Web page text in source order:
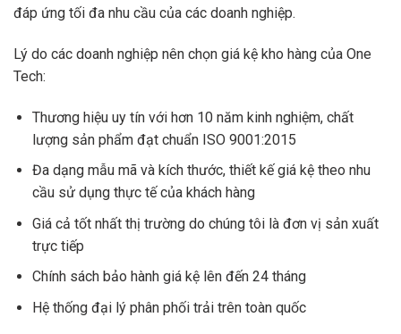
đáp ứng tối đa nhu cầu của các doanh nghiệp.
Lý do các doanh nghiệp nên chọn giá kệ kho hàng của One
Tech:
Thương hiệu uy tín với hơn 10 năm kinh nghiệm, chất
lượng sản phẩm đạt chuẩn ISO 9001:2015
Đa dạng mẫu mã và kích thước, thiết kế giá kệ theo nhu
cầu sử dụng thực tế của khách hàng
Giá cả tốt nhất thị trường do chúng tôi là đơn vị sản xuất
trực tiếp
Chính sách bảo hành giá kệ lên đến 24 tháng
Hệ thống đại lý phân phối trải trên toàn quốc